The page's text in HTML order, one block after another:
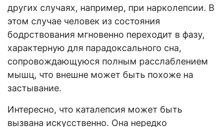
других случаях, например, при нарколепсии. В
этом случае человек из состояния
бодрствования мгновенно переходит в фазу,
характерную для парадоксального сна,
сопровождающуюся полным расслаблением
мышц, что внешне может быть похоже на
застывание.
Интересно, что каталепсия может быть
вызвана искусственно. Она нередко